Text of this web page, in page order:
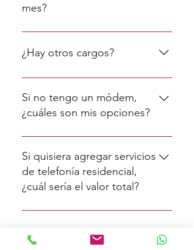
mes?
Servicio de internet FTTH 25Mbps
ilimitado.
¿Hay otros cargos?
Si tienes tu propio módem
compatible con nuestro servicio,
solo pagas el mes de servicio
instalación no se aplicarán durante
el período promocional.
Si no tengo un módem,
¿cuáles son mis opciones?
Tenemos módems Sagecoms 2864
a $39 por unidad.
Si quisiera agregar servicios
de telefonía residencial,
¿cuál sería el valor total?
El servicio de telefonía residencial
mes. Se debe comprar un ATA
DESCARGAR MANUAL DE USUARIO